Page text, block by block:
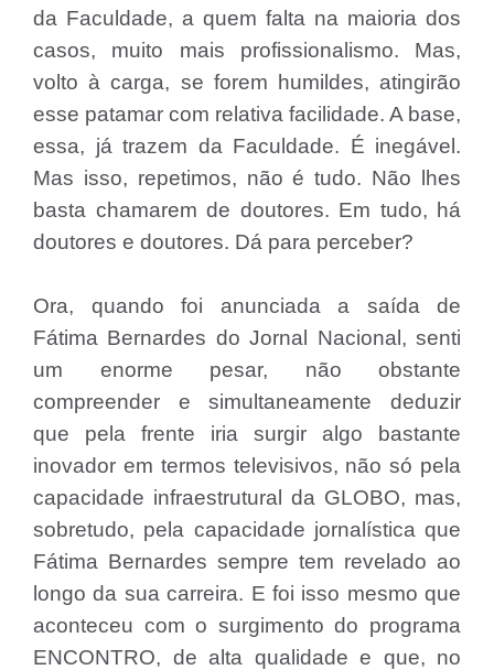
da Faculdade, a quem falta na maioria dos
casos, muito mais profissionalismo. Mas,
volto à carga, se forem humildes, atingirão
esse patamar com relativa facilidade. A base,
essa, já trazem da Faculdade. É inegável.
Mas isso, repetimos, não é tudo. Não lhes
basta chamarem de doutores. Em tudo, há
doutores e doutores. Dá para perceber?
Ora, quando foi anunciada a saída de
Fátima Bernardes do Jornal Nacional, senti
um enorme pesar, não obstante
compreender e simultaneamente deduzir
que pela frente iria surgir algo bastante
inovador em termos televisivos, não só pela
capacidade infraestrutural da GLOBO, mas,
sobretudo, pela capacidade jornalística que
Fátima Bernardes sempre tem revelado ao
longo da sua carreira. E foi isso mesmo que
aconteceu com o surgimento do programa
ENCONTRO, de alta qualidade e que, no